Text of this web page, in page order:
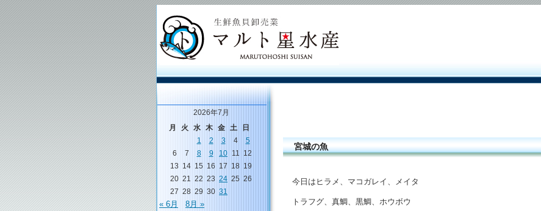
宮城の魚
今日はヒラメ、マコガレイ、メイタ
トラフグ、真鯛、黒鯛、ホウボウ
2026年7月
月
火 水 木 金 土
日
1
2 3 4
5
6
7 8 9 10 11 12
13 14 15 16 17 18 19
20 21 22 23 24 25 26
27 28 29 30 31
« 6月 8月 »